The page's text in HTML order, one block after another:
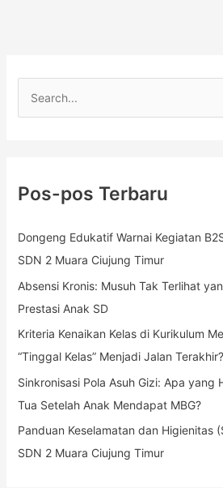
u
t
u
k
:
Pos-pos Terbaru
Dongeng Edukatif Warnai Kegiatan
SDN 2 Muara Ciujung Timur
Absensi Kronis: Musuh Tak Terlihat
Prestasi Anak SD
Kriteria Kenaikan Kelas di Kurikulum
“Tinggal Kelas” Menjadi Jalan Terakhir?
Sinkronisasi Pola Asuh Gizi: Apa yang
Tua Setelah Anak Mendapat MBG?
Panduan Keselamatan dan Higienitas
SDN 2 Muara Ciujung Timur